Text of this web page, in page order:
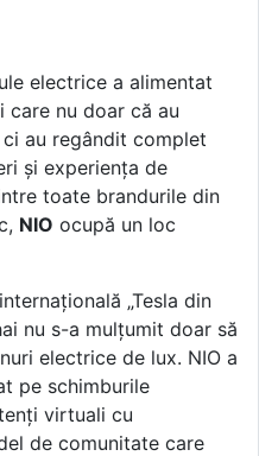
electrice a alimentat
nu doar că au
au regândit complet
și experiența de
toate brandurile din
NIO ocupă un loc
„Tesla din
nu s-a mulțumit doar să
electrice de lux. NIO a
pe schimburile
virtuali cu
de comunitate care